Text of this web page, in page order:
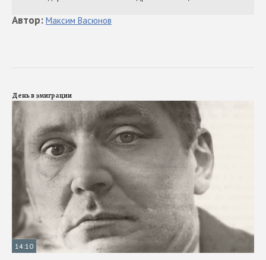
Автор: Максим Васюнов
День в эмиграции
14:10